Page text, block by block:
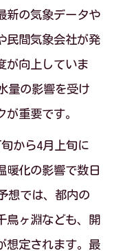
新の気象データや
民間気象会社が発
が向上していま
量の影響を受け
重要です。
から4月上旬に
暖化の影響で数日
想では、都内の
鳥ヶ淵なども、開
想定されます。最